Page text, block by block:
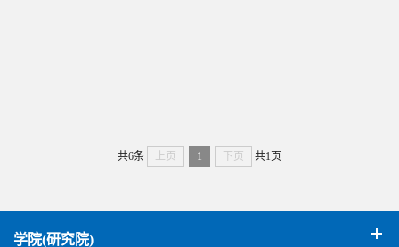
共6条 上页 1 下页 共1页
学院(研究院)